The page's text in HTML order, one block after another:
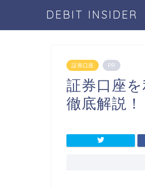
DEBIT INSIDER
証券口座 PR
証券口座
徹底解説！